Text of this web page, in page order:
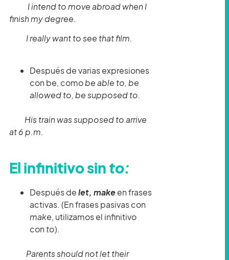
I intend to move abroad when I
finish my degree.
I really want to see that film.
Después de varias expresiones
con be, comobe able to, be
allowed to, be supposed to.
His train was supposed to arrive
at 6 p.m.
El infinitivo sin to:
Después delet, makeen frases
activas. (En frases pasivas con
make, utilizamos el infinitivo
con to).
Parents should not let their